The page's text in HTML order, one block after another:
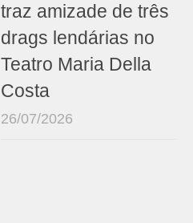
traz amizade de três
drags lendárias no
Teatro Maria Della
Costa
26/07/2026